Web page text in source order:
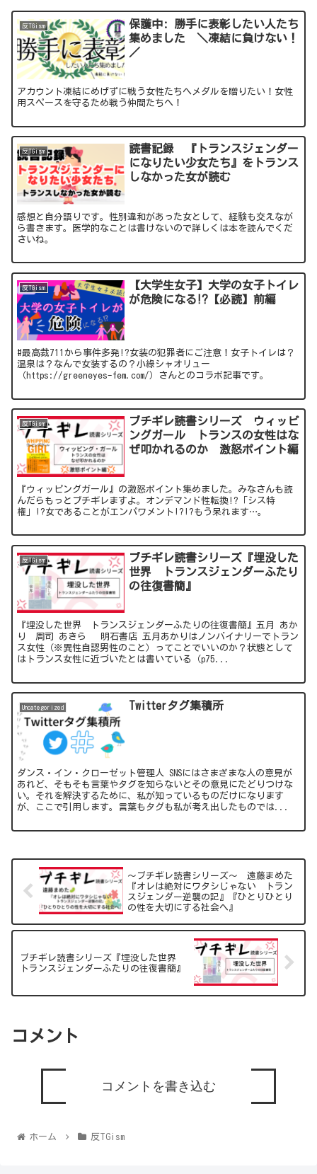
反TGism
保護中: 勝手に表彰したい人たち
集めました ＼凍結に負けない！
／
アカウント凍結にめげずに戦う女性たちへメダルを贈りたい！女性
用スペースを守るため戦う仲間たちへ！
反TGism
読書記録 『トランスジェンダー
になりたい少女たち』をトランス
しなかった女が読む
感想と自分語りです。性別違和があった女として、経験も交えなが
ら書きます。医学的なことは書けないので詳しくは本を読んでくだ
さいね。
反TGism
【大学生女子】大学の女子トイレ
が危険になる⁉︎【必読】前編
#最高裁711から事件多発!?女装の犯罪者にご注意！女子トイレは？
温泉は？なんで女装するの？小綠シャオリュー
（https://greeneyes-fem.com/）さんとのコラボ記事です。
反TGism
ブチギレ読書シリーズ ウィッピ
ングガール トランスの女性はな
ぜ叩かれるのか 激怒ポイント編
『ウィッピングガール』の激怒ポイント集めました。みなさんも読
んだらもっとブチギレますよ。オンデマンド性転換!?「シス特
権」!?女であることがエンパワメント!?!?もう呆れます…。
反TGism
ブチギレ読書シリーズ『埋没した
世界 トランスジェンダーふたり
の往復書簡』
『埋没した世界 トランスジェンダーふたりの往復書簡』五月 あか
り 周司 あきら 明石書店 五月あかりはノンバイナリーでトラン
ス女性（※異性自認男性のこと）ってことでいいのか？状態として
はトランス女性に近づいたとは書いている（p75...
Uncategorized Twitterタグ集積所
ダンス・イン・クローゼット管理人 SNSにはさまざまな人の意見が
あれど、そもそも言葉やタグを知らないとその意見にたどりつけな
い。それを解決するために、私が知っているものだけになります
が、ここで引用します。言葉もタグも私が考え出したものでは...
～ブチギレ読書シリーズ～ 遠藤まめた
『オレは絶対にワタシじゃない トラン
スジェンダー逆襲の記』『ひとりひとり
の性を大切にする社会へ』
ブチギレ読書シリーズ『埋没した世界
トランスジェンダーふたりの往復書簡』
コメント
コメントを書き込む
ホーム 反TGism